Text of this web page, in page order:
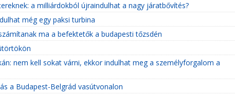
a milliárdokból újraindulhat a nagy járatbővítés?
még egy paksi turbina
ma a befektetők a budapesti tőzsdén
nem kell sokat várni, ekkor indulhat meg a személyforgalom a
a Budapest-Belgrád vasútvonalon